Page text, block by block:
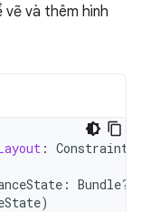
và thêm hình
:
: Bundle?)
)